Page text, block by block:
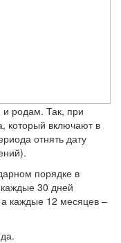
и родам. Так, при
который включают в
отнять дату
порядке в
30 дней
каждые 12 месяцев –